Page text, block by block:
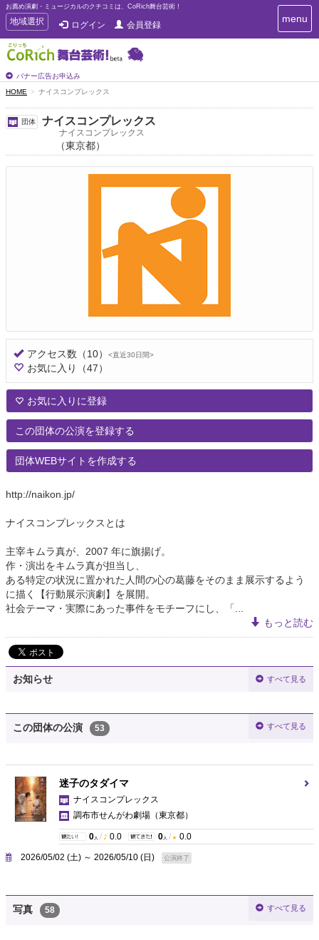
お薦め演劇・ミュージカルのクチコミは、CoRich舞台芸術！
T
o
g
g
e
n
a
v
i
a
t
地域選択 ログイン 会員登録
バナー広告お申込み
T
o
menu
HOME ナイスコンプレックス
団体 ナイスコンプレックス
ナイスコンプレックス
（東京都）
アクセス数 （10） <直近30日間>
お気に入り （47）
お気に入りに登録
この団体の公演を登録する
団体WEBサイトを作成する
http://naikon.jp/
ナイスコンプレックスとは
主宰キムラ真が、2007 年に旗揚げ。
作・演出をキムラ真が担当し、
ある特定の状況に置かれた人間の心の葛藤をそのまま展示するよう
に描く【行動展示演劇】を展開。
社会テーマ・実際にあった事件をモチーフにし、「...
もっと読む
お知らせ すべて見る
この団体の公演 53 すべて見る
迷子のタダイマ
ナイスコンプレックス
調布市せんがわ劇場 （東京都）
0 人 / 0.0 0 人 / 0.0
2026/05/02 (土) ～ 2026/05/10 (日) 公演終了
写真 58 すべて見る